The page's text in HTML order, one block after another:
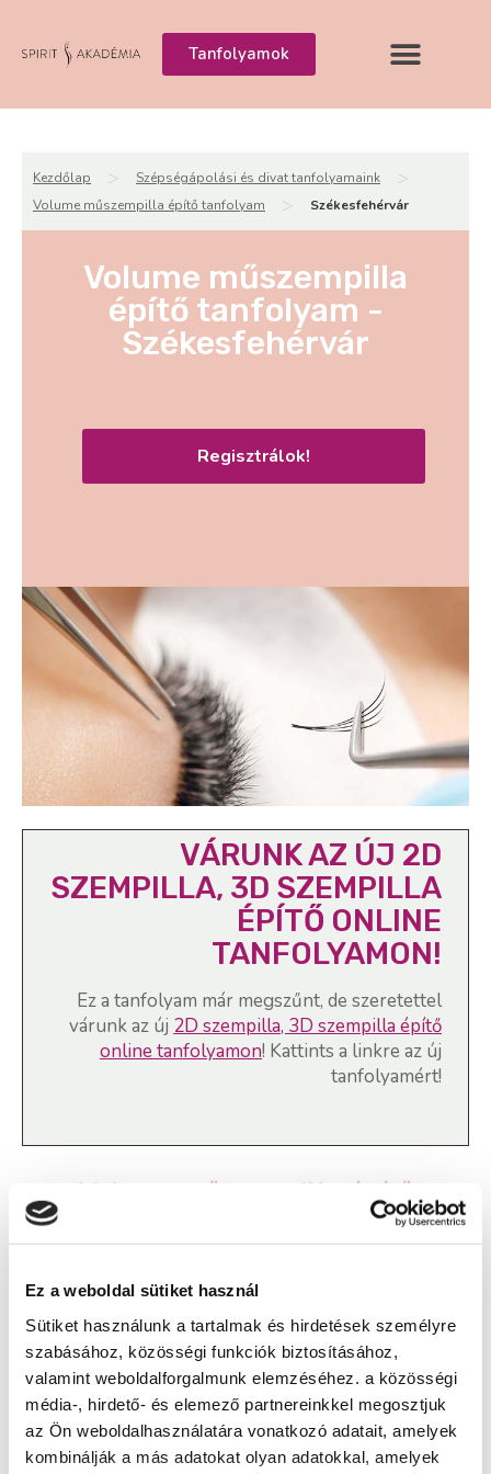
Ez a weboldal sütiket használ
Sütiket használunk a tartalmak és hirdetések személyre
szabásához, közösségi funkciók biztosításához,
valamint weboldalforgalmunk elemzéséhez. a közösségi
média-, hirdető- és elemező partnereinkkel megosztjuk
az Ön weboldalhasználatára vonatkozó adatait, amelyek
kombinálják a más adatokat olyan adatokkal, amelyek
Tanfolyamok
Kezdőlap > Szépségápolási és divat tanfolyamaink >
Volume műszempilla építő tanfolyam > Székesfehérvár
Volume műszempilla
építő tanfolyam -
Székesfehérvár
Regisztrálok!
VÁRUNK AZ ÚJ 2D
SZEMPILLA, 3D SZEMPILLA
ÉPÍTŐ ONLINE
TANFOLYAMON!
Ez a tanfolyam már megszűnt, de szeretettel
várunk az új 2D szempilla, 3D szempilla építő
online tanfolyamon! Kattints a linkre az új
tanfolyamért!
Volume műszempilla építő
tanfolyam - Székesfehérvár
40 000 Ft
Képzés típusa:
Továbbképzés
Szükséges iskolai végzettség: